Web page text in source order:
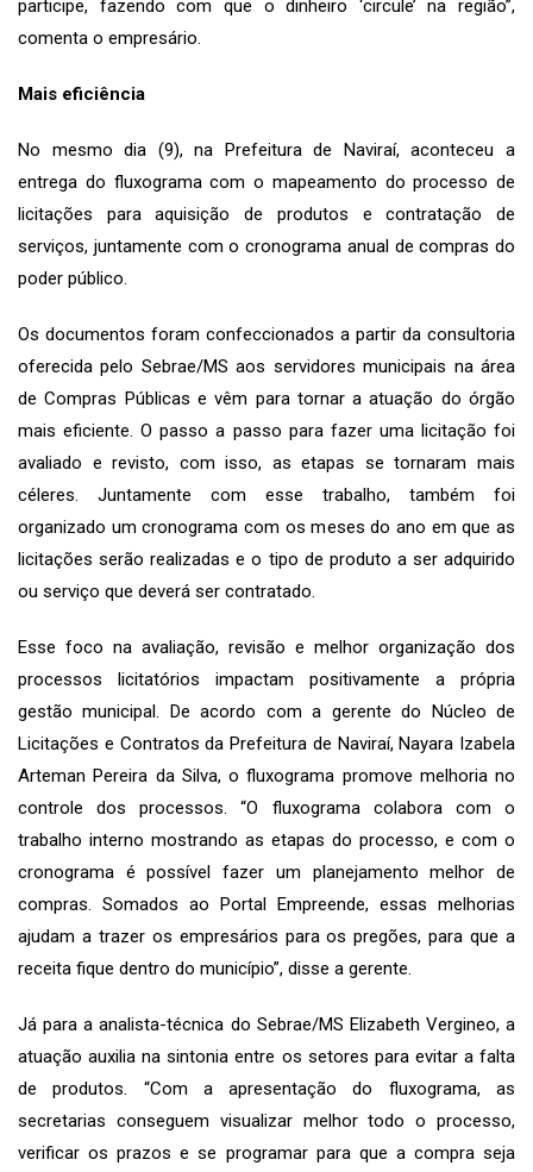
participe, fazendo com que o dinheiro ‘circule’ na região”,
comenta o empresário.
Mais eficiência
No mesmo dia (9), na Prefeitura de Naviraí, aconteceu a
entrega do fluxograma com o mapeamento do processo de
licitações para aquisição de produtos e contratação de
serviços, juntamente com o cronograma anual de compras do
poder público.
Os documentos foram confeccionados a partir da consultoria
oferecida pelo Sebrae/MS aos servidores municipais na área
de Compras Públicas e vêm para tornar a atuação do órgão
mais eficiente. O passo a passo para fazer uma licitação foi
avaliado e revisto, com isso, as etapas se tornaram mais
céleres. Juntamente com esse trabalho, também foi
organizado um cronograma com os meses do ano em que as
licitações serão realizadas e o tipo de produto a ser adquirido
ou serviço que deverá ser contratado.
Esse foco na avaliação, revisão e melhor organização dos
processos licitatórios impactam positivamente a própria
gestão municipal. De acordo com a gerente do Núcleo de
Licitações e Contratos da Prefeitura de Naviraí, Nayara Izabela
Arteman Pereira da Silva, o fluxograma promove melhoria no
controle dos processos. “O fluxograma colabora com o
trabalho interno mostrando as etapas do processo, e com o
cronograma é possível fazer um planejamento melhor de
compras. Somados ao Portal Empreende, essas melhorias
ajudam a trazer os empresários para os pregões, para que a
receita fique dentro do município”, disse a gerente.
Já para a analista-técnica do Sebrae/MS Elizabeth Vergineo, a
atuação auxilia na sintonia entre os setores para evitar a falta
de produtos. “Com a apresentação do fluxograma, as
secretarias conseguem visualizar melhor todo o processo,
verificar os prazos e se programar para que a compra seja